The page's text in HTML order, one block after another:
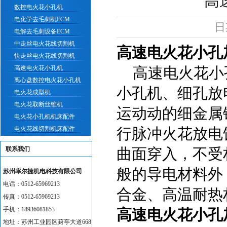
数控电火花小孔机
电化学去毛刺机ECM
电解去毛刺设备ECM
中走丝电火花线切割机
快走丝电火花线切割机
高速电火花小孔机
离心盘数控电火花小孔机
电火花成型机
电火花取断丝锥机
电火花小孔机机床配件
电火花线切割机床配件
联系我们
苏州率尔捷机电科技有限公司
电话：0512-65969213
传真：0512-65969213
手机：18936081853
地址：苏州工业园区葑亭大道668
高速电火花小
高速电火花小
小孔机、细孔
运动动的细金
行脉冲火花放
曲面穿入，不
般的导电材料
合金、高温耐
高速电火花小